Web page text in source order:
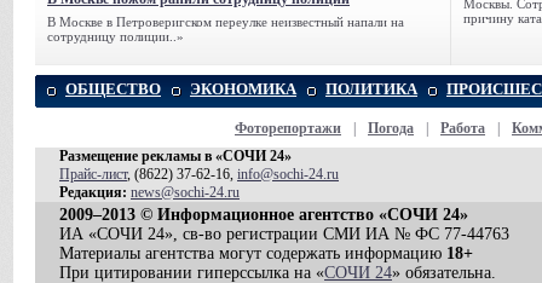
В Москве в Петроверигском переулке неизвестный напали на
сотрудницу полиции..»
Москвы.
причину
ОБЩЕСТВО ЭКОНОМИКА ПОЛИТИКА
Фоторепортажи Погода Работа
Размещение рекламы в «СОЧИ 24»
Прайс-лист, (8622) 37-62-16, info@sochi-24.ru
Редакция: news@sochi-24.ru
2009–2013 © Информационное агентство «СОЧИ 24»
ИА «СОЧИ 24», св-во регистрации СМИ ИА № ФС 77-44763
Материалы агентства могут содержать информацию 18+
При цитировании гиперссылка на «СОЧИ 24» обязательна.